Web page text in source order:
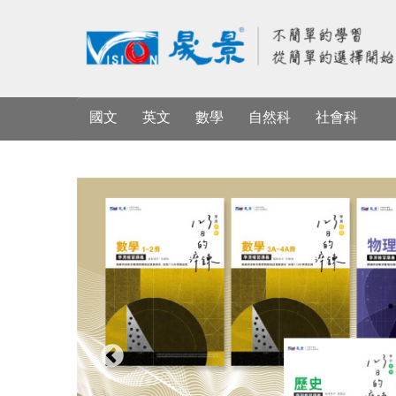
國文 英文 數學 自然科 社會科